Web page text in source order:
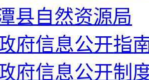
县自然资源局
府信息公开指
府信息公开制